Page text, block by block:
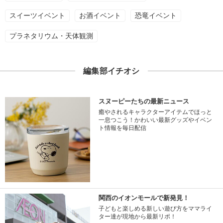
スイーツイベント お酒イベント 恐竜イベント
プラネタリウム・天体観測
編集部イチオシ
スヌーピーたちの最新ニュース
癒やされるキャラクターアイテムでほっと
一息つこう！かわいい最新グッズやイベン
ト情報を毎日配信
関西のイオンモールで新発見！
子どもと楽しめる新しい遊び方をママライ
ター達が現地から最新リポ！